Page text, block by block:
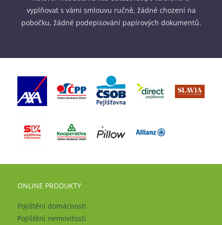
vyplňovat s vámi smlouvu ručně, žádné chození na
pobočku, žádné podepisování papírových dokumentů.
ONLINE PRODUKTY
Pojištění domácnosti
Pojištění nemovitosti